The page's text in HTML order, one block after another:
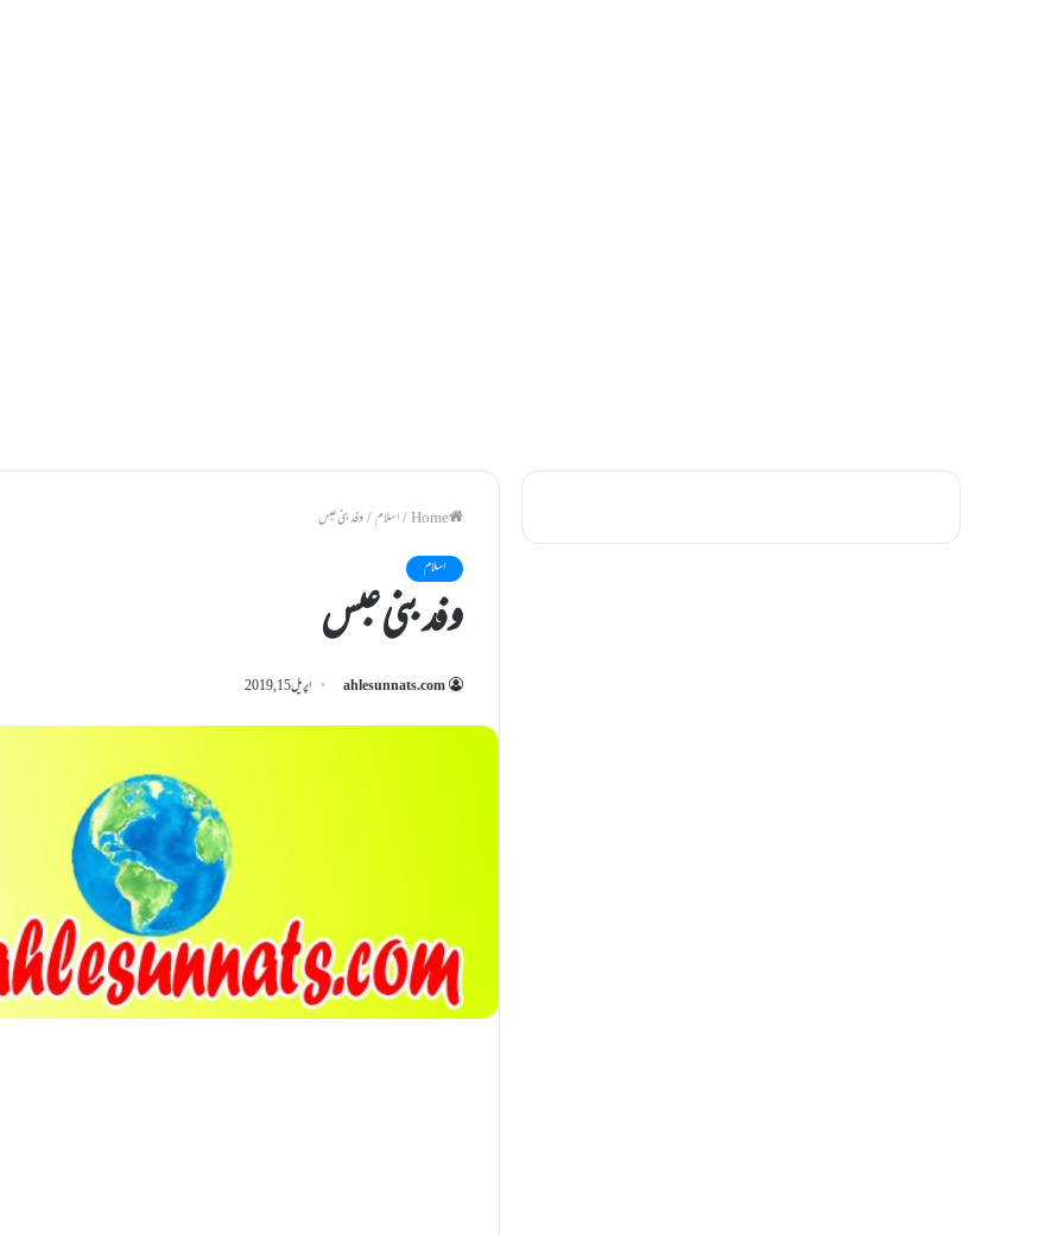
/اسلام/وفد بنی عبس
اسلام
وفد بنی عبس
ahlesunnats.com اپریل 15, 2019